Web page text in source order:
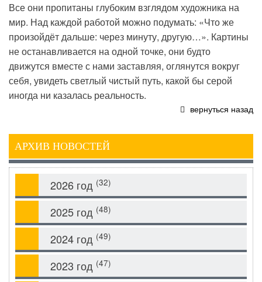
Все они пропитаны глубоким взглядом художника на
мир. Над каждой работой можно подумать: «Что же
произойдёт дальше: через минуту, другую…». Картины
не останавливается на одной точке, они будто
движутся вместе с нами заставляя, оглянутся вокруг
себя, увидеть светлый чистый путь, какой бы серой
иногда ни казалась реальность.
вернуться назад
АРХИВ НОВОСТЕЙ
2026 год (32)
2025 год (48)
2024 год (49)
2023 год (47)